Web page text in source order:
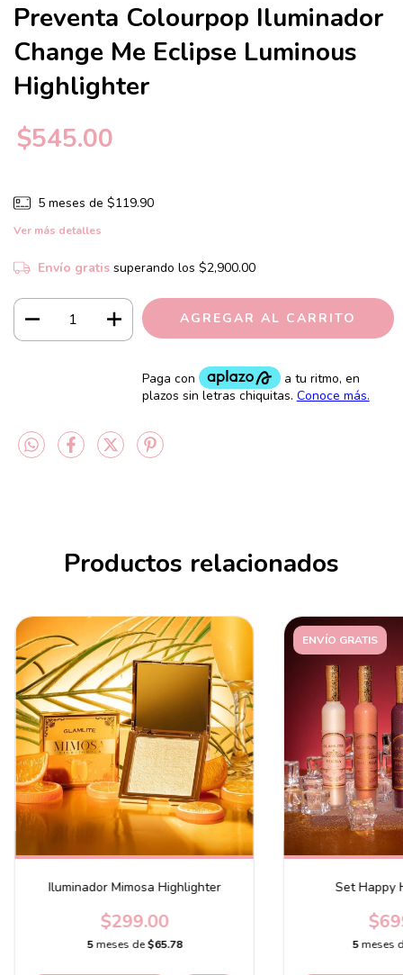
Preventa Colourpop Iluminador
Change Me Eclipse Luminous
Highlighter
$545.00
5 meses de $119.90
Ver más detalles
Envío gratis superando los $2,900.00
Productos relacionados
Iluminador Mimosa Highlighter
$299.00
5 meses de$65.78
ENVÍO GRATIS
Set Happy
5 meses